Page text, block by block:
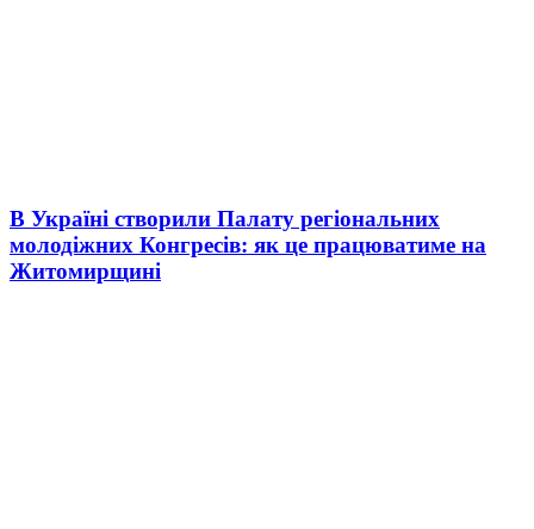
В Україні створили Палату регіональних
молодіжних Конгресів: як це працюватиме на
Житомирщині